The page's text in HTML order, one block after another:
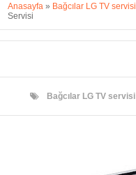
Anasayfa » Bağcılar LG TV servisi
Servisi
Bağcılar LG TV servisi